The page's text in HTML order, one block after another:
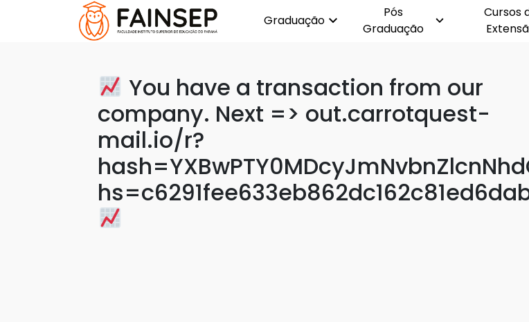
Graduação
Pós
Graduação
Cursos
You have a transaction from our
company. Next => out.carrotquest-
mail.io/r?